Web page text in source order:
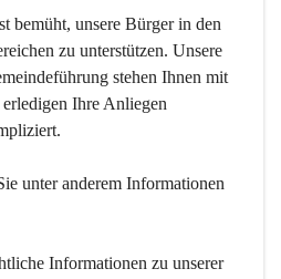
bemüht, unsere Bürger in den
zu unterstützen. Unsere
stehen Ihnen mit
Ihre Anliegen
un­ter an­de­rem Informationen
Informationen zu unserer